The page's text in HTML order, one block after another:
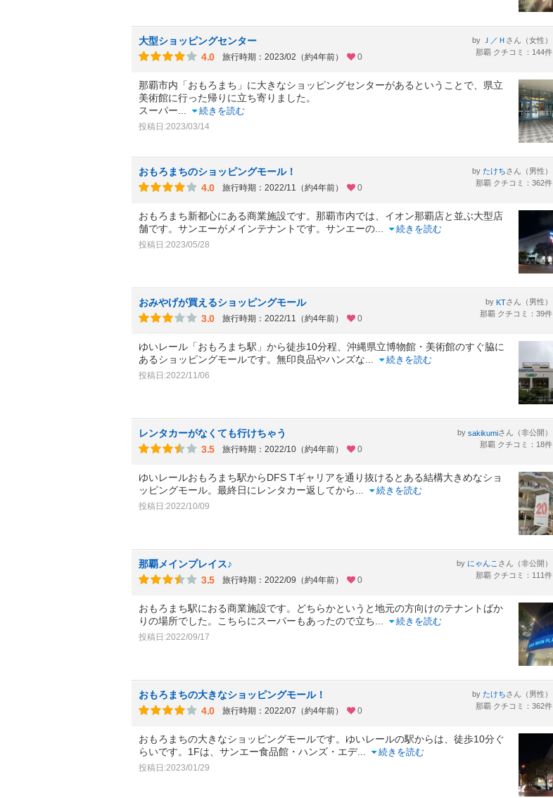
大型ショッピングセンター
4.0
旅行時期：2023/02（約4年前） 0
by Ｊ／Ｈ さん（女性）
那覇 クチコミ：144件
那覇市内「おもろまち」に大きなショッピングセンターがあるということで、県立
美術館に行った帰りに立ち寄りました。
スーパー
続きを読む
投稿日:2023/03/14
おもろまちのショッピングモール！
4.0
旅行時期：2022/11（約4年前） 0
by たけちさん（男性）
那覇 クチコミ：362件
おもろまち新都心にある商業施設です。那覇市内では、イオン那覇店と並ぶ大型店
舗です。サンエーがメインテナントです。サンエーの
続きを読む
投稿日:2023/05/28
おみやげが買えるショッピングモール
3.0
旅行時期：2022/11（約4年前） 0
by KTさん（男性）
那覇 クチコミ：39件
ゆいレール「おもろまち駅」から徒歩10分程、沖縄県立博物館・美術館のすぐ脇に
あるショッピングモールです。無印良品やハンズな
続きを読む
投稿日:2022/11/06
レンタカーがなくても行けちゃう
3.5
旅行時期：2022/10（約4年前） 0
by sakikumiさん（非公開）
那覇 クチコミ：18件
ゆいレールおもろまち駅からDFS Tギャリアを通り抜けるとある結構大きめなショ
ッピングモール。最終日にレンタカー返してから
続きを読む
投稿日:2022/10/09
那覇メインプレイス♪
3.5
旅行時期：2022/09（約4年前） 0
by にゃんこ さん（非公開）
那覇 クチコミ：111件
おもろまち駅におる商業施設です。どちらかというと地元の方向けのテナントばか
りの場所でした。こちらにスーパーもあったので立ち
続きを読む
投稿日:2022/09/17
おもろまちの大きなショッピングモール！
4.0
旅行時期：2022/07（約4年前） 0
by たけちさん（男性）
那覇 クチコミ：362件
おもろまちの大きなショッピングモールです。ゆいレールの駅からは、徒歩10分ぐ
らいです。1Fは、サンエー食品館・ハンズ・エデ... 続きを読む
投稿日:2023/01/29